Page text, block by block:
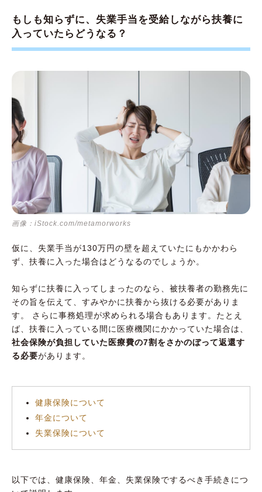
もしも知らずに、失業手当を受給しながら扶養に
入っていたらどうなる？
画像：iStock.com/metamorworks
仮に、失業手当が130万円の壁を超えていたにもかかわら
ず、扶養に入った場合はどうなるのでしょうか。
知らずに扶養に入ってしまったのなら、被扶養者の勤務先に
その旨を伝えて、すみやかに扶養から抜ける必要がありま
す。 さらに事務処理が求められる場合もあります。たとえ
ば、扶養に入っている間に医療機関にかかっていた場合は、
社会保険が負担していた医療費の7割をさかのぼって返還す
る必要があります。
健康保険について
年金について
失業保険について
以下では、健康保険、年金、失業保険でするべき手続きにつ